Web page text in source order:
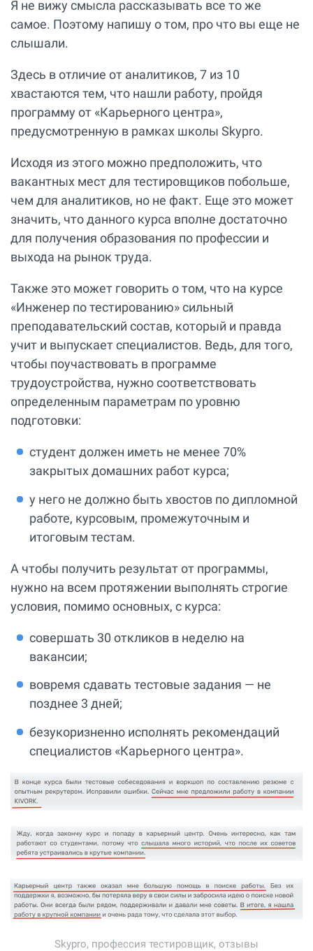
Я не вижу смысла рассказывать все то же
самое. Поэтому напишу о том, про что вы еще не
слышали.
Здесь в отличие от аналитиков, 7 из 10
хвастаются тем, что нашли работу, пройдя
программу от «Карьерного центра»,
предусмотренную в рамках школы Skypro.
Исходя из этого можно предположить, что
вакантных мест для тестировщиков побольше,
чем для аналитиков, но не факт. Еще это может
значить, что данного курса вполне достаточно
для получения образования по профессии и
выхода на рынок труда.
Также это может говорить о том, что на курсе
«Инженер по тестированию» сильный
преподавательский состав, который и правда
учит и выпускает специалистов. Ведь, для того,
чтобы поучаствовать в программе
трудоустройства, нужно соответствовать
определенным параметрам по уровню
подготовки:
студент должен иметь не менее 70%
закрытых домашних работ курса;
у него не должно быть хвостов по дипломной
работе, курсовым, промежуточным и
итоговым тестам.
А чтобы получить результат от программы,
нужно на всем протяжении выполнять строгие
условия, помимо основных, с курса:
совершать 30 откликов в неделю на
вакансии;
вовремя сдавать тестовые задания — не
позднее 3 дней;
безукоризненно исполнять рекомендаций
специалистов «Карьерного центра».
Skypro, профессия тестировщик, отзывы